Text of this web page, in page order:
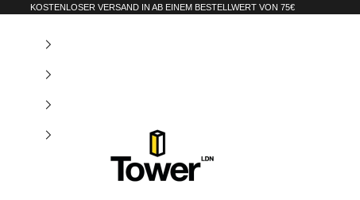
KOSTENLOSER VERSAND IN AB EINEM BESTELLWERT VON 75€
Tower-London.De